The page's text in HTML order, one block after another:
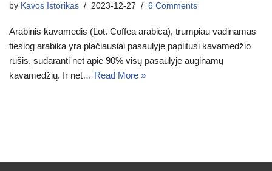
by Kavos Istorikas 2023-12-27 6 Comments
Arabinis kavamedis (Lot. Coffea arabica), trumpiau vadinamas
tiesiog arabika yra plačiausiai pasaulyje paplitusi kavamedžio
rūšis, sudaranti net apie 90% visų pasaulyje auginamų
kavamedžių. Ir net… Read More »